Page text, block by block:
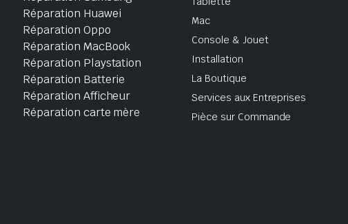
Réparation Huawei
Réparation Oppo
Réparation MacBook
Réparation Playstation
Réparation Batterie
Réparation Afficheur
Réparation carte mère
Mac
Console & Jouet
Installation
La Boutique
Services aux Entreprises
Pièce sur Commande